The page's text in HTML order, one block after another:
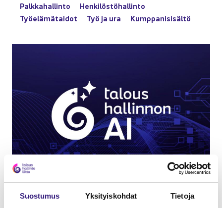
Suos­tu­mus Yk­si­tyis­koh­dat Tie­to­ja
Palk­ka­hal­lin­to
Hen­ki­lös­tö­hal­lin­to
Työ­elä­mä­tai­dot
Työ ja ura Kump­pa­ni­si­säl­tö